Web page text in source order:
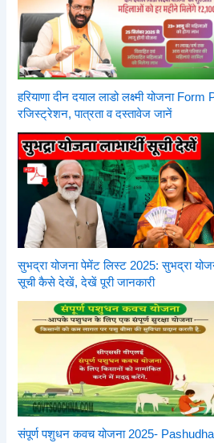
हरियाणा दीन दयाल लाडो लक्ष्मी योजना
रजिस्ट्रेशन, पात्रता व दस्तावेज जानें
सुभद्रा योजना पेमेंट लिस्ट 2025: सुभद्रा
सूची कैसे देखें, देखें पूरी जानकारी
संपूर्ण पशुधन कवच योजना 2025-